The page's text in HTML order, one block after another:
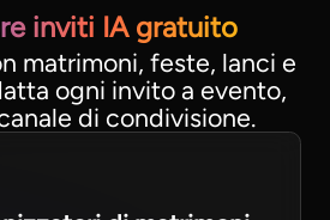
inviti IA gratuito
matrimoni, feste, lanci e
ogni invito a evento,
di condivisione.